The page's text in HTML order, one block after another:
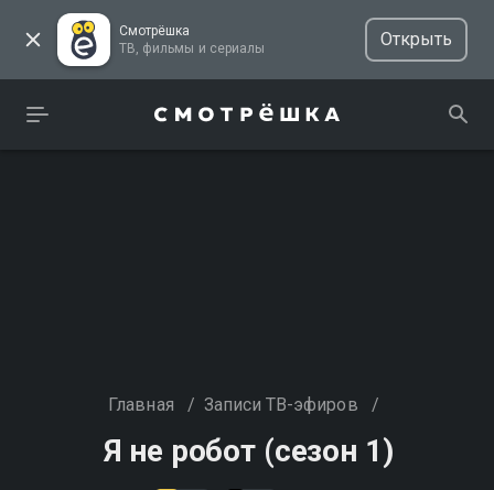
Смотрёшка
ТВ, фильмы и сериалы
Открыть
Главная / Записи ТВ-эфиров /
Я не робот (сезон 1)